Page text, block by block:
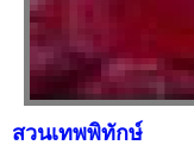
สวนเทพพิทักษ์